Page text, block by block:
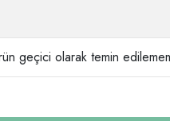
geçici olarak temin